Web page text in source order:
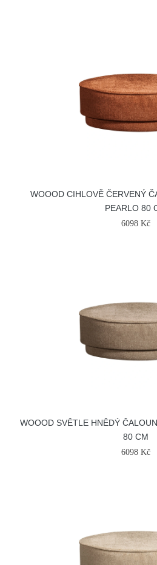
WOOOD CIHLOVĚ ČERVENÝ
PEARLO 80
6098 Kč
WOOOD SVĚTLE HNĚDÝ
80 CM
6098 Kč